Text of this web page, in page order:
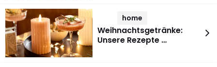
home
Weihnachtsgetränke:
Unsere Rezepte …